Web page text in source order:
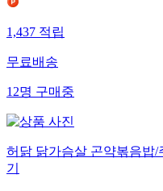
1,437적립
무료배송
12명구매중
허닭 닭가슴살 곤약볶음밥
기